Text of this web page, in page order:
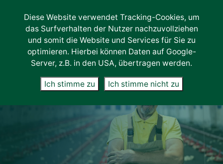
Leistungen
KLASSIFIZIERUNG
Neutrale Klassifizierung & Verwiegung
ZERTIFIZIERUNG
QS – Qualität & Sicherheit
ORGAINVENT Kontrollen
VLOG – Lebensmittel o. Gentechnik
QZBW – Qualitätszeichen BW
Diese Website verwendet Tracking-Cookies, um
das Surfverhalten der Nutzer nachzuvollziehen
und somit die Website und Services für Sie zu
optimieren. Hierbei können Daten auf Google-
Server, z.B. in den USA, übertragen werden.
Ich stimme zu Ich stimme nicht zu